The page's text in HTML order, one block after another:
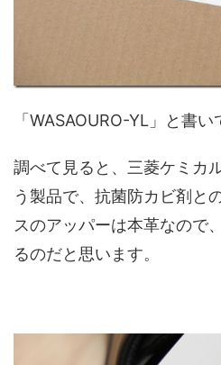
「WASAOURO-YL」と書い
調べて見ると、三菱ケミカ
う製品で、抗菌防カビ剤と
スのアッパーは本革なので
るのだと思います。